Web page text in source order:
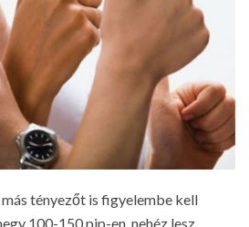
tényezőt is figyelembe kell
100-150 pip-en, nehéz lesz